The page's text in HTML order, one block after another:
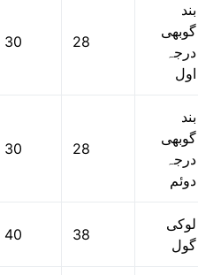
30 28
بند
گوبھی
درجہ
اول
30 28
بند
گوبھی
درجہ
دوئم
40 38
لوکی
گول